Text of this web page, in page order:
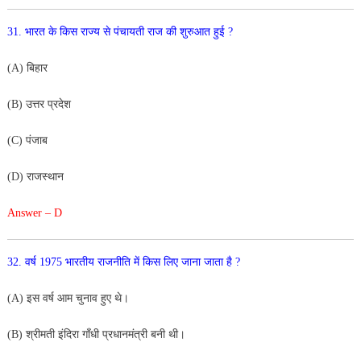
31 भारत के किस राज्य से पंचायती राज की शुरुआत हुई ?
(A) बिहार
(B) उत्तर प्रदेश
(C) पंजाब
(D) राजस्थान
Answer – D
32. वर्ष 1975 भारतीय राजनीति में किस लिए जाना जाता है ?
(A) इस वर्ष आम चुनाव हुए थे।
(B) श्रीमती इंदिरा गाँधी प्रधानमंत्री बनी थी।